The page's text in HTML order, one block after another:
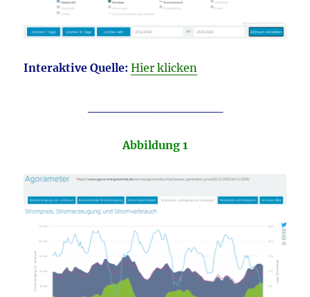
Interaktive Quelle: Hier klicken
Abbildung 1